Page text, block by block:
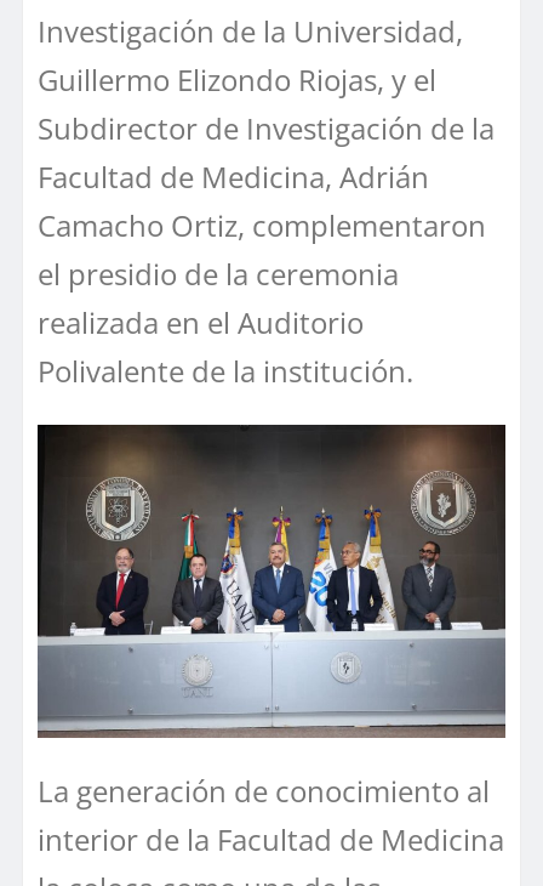
Investigación de la Universidad,
Guillermo Elizondo Riojas, y el
Subdirector de Investigación de la
Facultad de Medicina, Adrián
Camacho Ortiz, complementaron
el presidio de la ceremonia
realizada en el Auditorio
Polivalente de la institución.
La generación de conocimiento al
interior de la Facultad de Medicina